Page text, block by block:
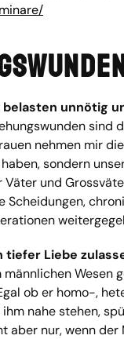
unnötig
sind
nehmen mir
sondern
und
Scheidungen,
tiefer Liebe
männlichen
ob er homo-,
nahe stehen,
aber nur, wenn